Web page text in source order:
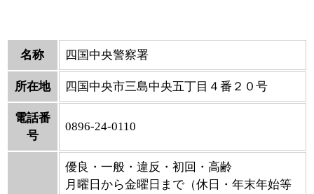
名称 四国中央警察署
所在地 四国中央市三島中央五丁目４番２０号
電話番
号
0896-24-0110
優良・一般・違反・初回・高齢
月曜日から金曜日まで（休日・年末年始等